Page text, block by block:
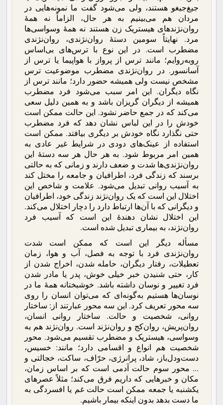
جیغ‌جیغو هستند، ولی می‌شود گفت ما نمونه‌هایی در
مردان هم می‌بینیم به هر حال، الزاماً نه همۀ
روان‌نژندهای هیستریک زن هستند نه همۀ وسواسی‌ها
مرد. نهایتاً سومین دستۀ روان‌نژندی، روان‌نژندی
مضطرب است. در این نوع با ترس‌های بی‌اساس
روبه‌روایم؛ مانند ترس از پرواز با هواپیما یا ترس از
آسانسور. در روان‌نژندی مضطرب موضوعیت ترس
مشخص نیست ولی همیشه حضور دارد؛ مانند ترس از
نگاه دیگران. این امر سبب می‌شود فرد مضطرب
همیشه از دیگران گریزان باشد و به همین دلیل سعی
می‌کند که در جمع حاضر نشود. این حالت ممکن است
خودش را در این لباس نشان دهد که فرد مضطرب
حتی نگذارد نگاه خودش بر دیگری بیافتد. ممکن است
استفاده از عینک‌های دودی در شرایط غیر عادی به
همین امر مربوط شود. به هر حال هر سه دستۀ این
روان‌نژندی‌ها شدت و ضعف دارند و زمانی که به حالتی
برسند که زندگی فرد، اطرافیان و جامعه را مختل کند
به آسیب روانی تبدیل می‌شود. علامت و شاخص این
اختلال این است که یک روان‌نژند زندگی خود، اطرافیان
و دیگرانی که با آن‌ها ارتباط دارد را دچار اختلال می‌کند.
این اختلال نشان دهندۀ این است که آسیب فرد
روان‌نژند، به بیماری تبدیل شده است.
مسأله دیگر این است که ممکن است شدت
روان‌نژندی فرد با توجه به فصل، آب و هوا، زمان
تعطیلات، رفتار دیگران، حامله شدن، اخراج شدن از
کار، حتی شنیدن خبر خیلی خوش، پدر یا مادر شدن
فرد تغییر و نوسان داشته باشد. خوشبختانه همۀ ما در
نوسان‌ها هستیم به‌گونه‌ای که می‌توان انسان را روی
سه محور تعریف کرد. این سه محور عبارتند از: ساختار
روانی، شخصیت و حالت. ساختار روانی انسان،
روان‌پریش، روان‌کج و روان‌نژند است. روان‌نژند هم به
وسواسی، هیستریک و مضطرب تقسیم می‌شود. محور
شخصیت هم انواع و اقسامی دارد؛ مانند: خسیس،
دست‌ودل‌باز، شاد، پرانرژی، حرّاف، ساکت، خجالتی و
... محور سوم حالت آدمی است که بر اساس زمان،
مکان و خبرهایی که داریم فرق می‌کند؛ مثلاً عصرهای
یکشنبه یا جمعه ممکن است حالت غم یا افسردگی به
ما دست بدهد بدون اینکه بیمار باشیم.